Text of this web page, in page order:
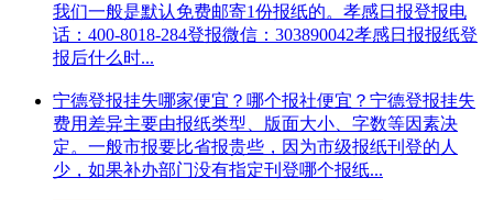
我们一般是默认免费邮寄1份报纸的。孝感日报登报电
话：400-8018-284登报微信：303890042孝感日报报纸登
报后什么时...
宁德登报挂失哪家便宜？哪个报社便宜？宁德登报挂失
费用差异主要由报纸类型、版面大小、字数等因素决
定。一般市报要比省报贵些，因为市级报纸刊登的人
少，如果补办部门没有指定刊登哪个报纸...